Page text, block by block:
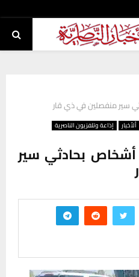
سير منفصلين في ذي قار
ألأخبار
إذاعة وتلفزيون الناصرية
أشخاص بحادثي سير